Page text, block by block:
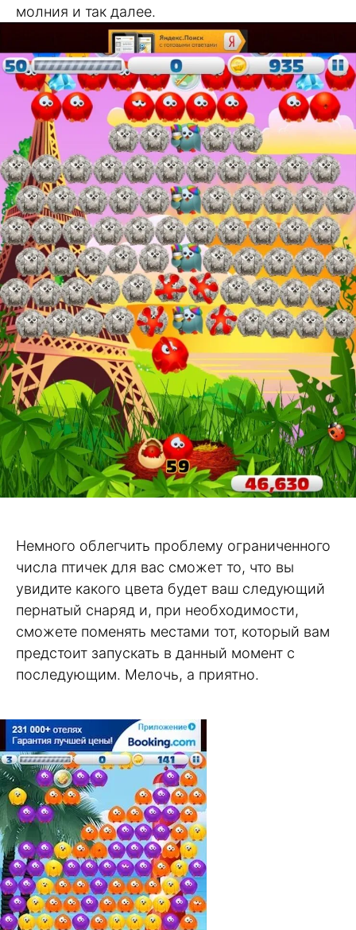
молния и так далее.
Немного облегчить проблему ограниченного
числа птичек для вас сможет то, что вы
увидите какого цвета будет ваш следующий
пернатый снаряд и, при необходимости,
сможете поменять местами тот, который вам
предстоит запускать в данный момент с
последующим. Мелочь, а приятно.